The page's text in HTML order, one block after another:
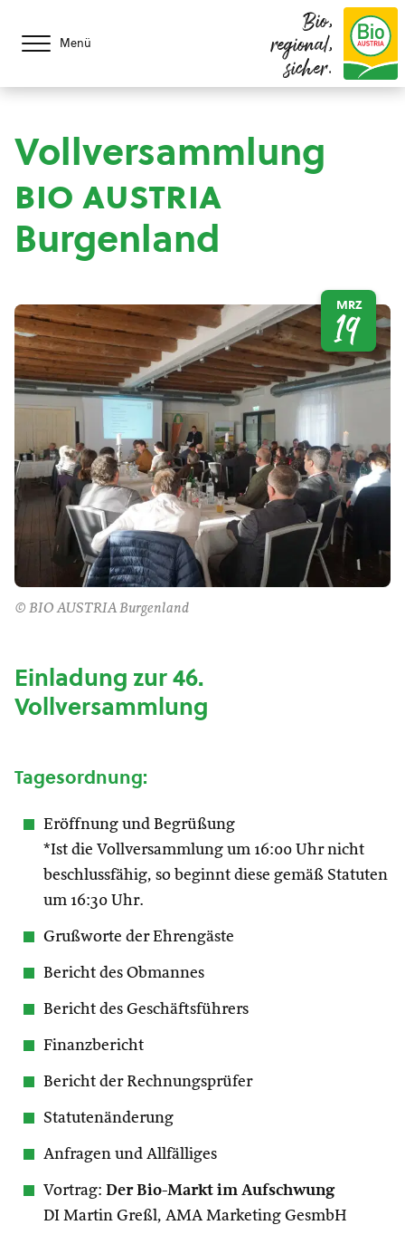
Menü
Bio,
regional,
sicher.
Vollversammlung
bio austria
Burgenland
© BIO AUSTRIA Burgenland
MRZ
19
Einladung zur 46.
Vollversammlung
Tagesordnung:
Eröffnung und Begrüßung
*Ist die Vollversammlung um 16:00 Uhr nicht
beschlussfähig, so beginnt diese gemäß Statuten
um 16:30 Uhr.
Grußworte der Ehrengäste
Bericht des Obmannes
Bericht des Geschäftsführers
Finanzbericht
Bericht der Rechnungsprüfer
Statutenänderung
Anfragen und Allfälliges
Vortrag: Der Bio-Markt im Aufschwung
DI Martin Greßl, AMA Marketing GesmbH